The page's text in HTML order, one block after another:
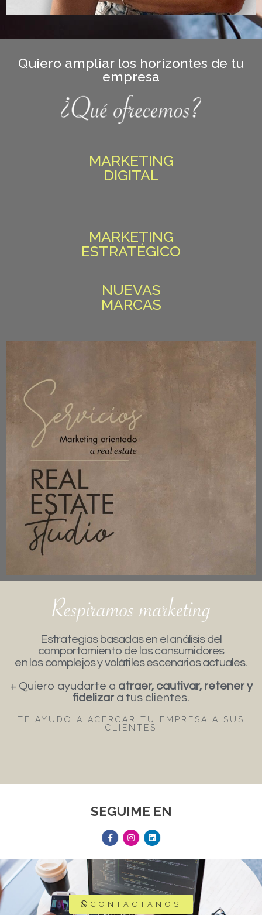
Quiero ampliar los horizontes de tu
empresa
MARKETING
DIGITAL
MARKETING
ESTRATÉGICO
NUEVAS
MARCAS
Estrategias basadas en el análisis del
comportamiento de los consumidores
en los complejos y volátiles escenarios actuales.
+ Quiero ayudarte a atraer, cautivar, retener y
fidelizar a tus clientes.
TE AYUDO A ACERCAR TU EMPRESA A SUS
CLIENTES
SEGUIME EN
CONTACTANOS